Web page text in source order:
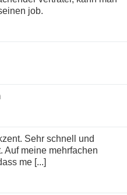
job.
Auf meine mehrfachen
me [...]